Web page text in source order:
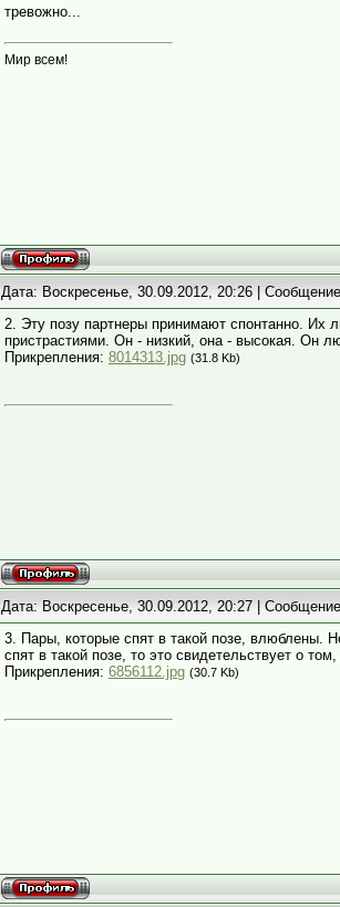
тревожно...
Мир всем!
Дата: Воскресенье, 30.09.2012, 20:26 |
2. Эту позу партнеры принимают спонтанно. Их
пристрастиями. Он - низкий, она - высокая. Он
Прикрепления: 8014313.jpg (31.8 Kb)
Дата: Воскресенье, 30.09.2012, 20:27 |
3. Пары, которые спят в такой позе, влюблены.
спят в такой позе, то это свидетельствует о
Прикрепления: 6856112.jpg (30.7 Kb)